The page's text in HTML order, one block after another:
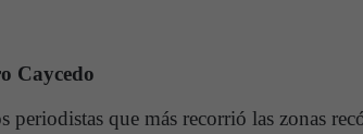
Caycedo
que más recorrió las zonas